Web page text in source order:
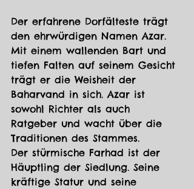
Der erfahrene Dorfälteste trägt
den ehrwürdigen Namen Azar.
Mit einem wallenden Bart und
tiefen Falten auf seinem Gesicht
trägt er die Weisheit der
Baharvand in sich. Azar ist
sowohl Richter als auch
Ratgeber und wacht über die
Traditionen des Stammes.
Der stürmische Farhad ist der
Häuptling der Siedlung. Seine
kräftige Statur und seine